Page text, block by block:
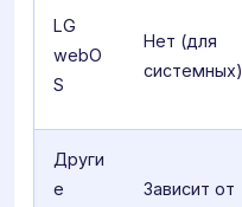
LG
webO
S
Нет (для
системных)
Други
е
Зависит от